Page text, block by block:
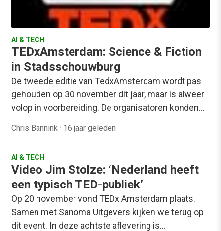
AI & TECH
TEDxAmsterdam: Science & Fiction
in Stadsschouwburg
De tweede editie van TedxAmsterdam wordt pas
gehouden op 30 november dit jaar, maar is alweer
volop in voorbereiding. De organisatoren konden…
Chris Bannink · 16 jaar geleden
AI & TECH
Video Jim Stolze: ‘Nederland heeft
een typisch TED-publiek’
Op 20 november vond TEDx Amsterdam plaats.
Samen met Sanoma Uitgevers kijken we terug op
dit event. In deze achtste aflevering is…